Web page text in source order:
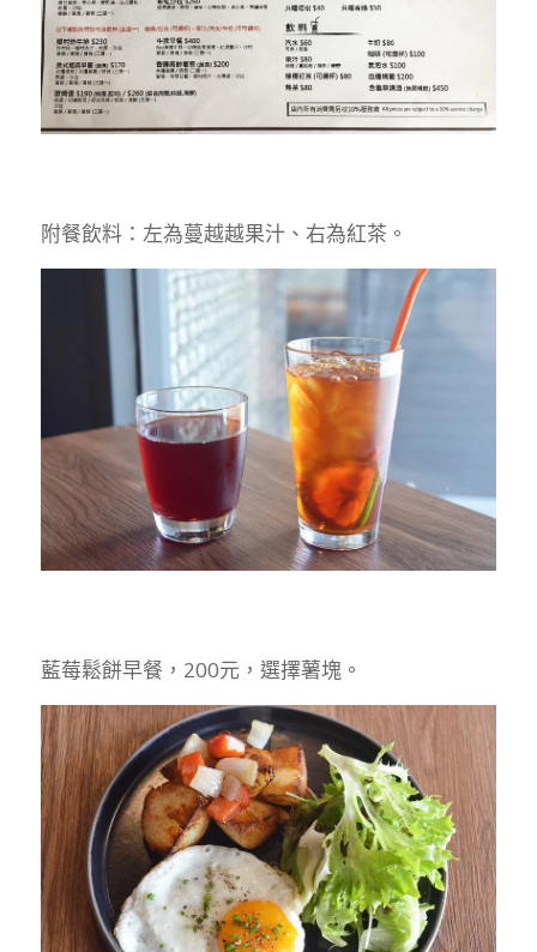
附餐飲料：左為蔓越越果汁、右為紅茶。
藍莓鬆餅早餐，200元，選擇薯塊。